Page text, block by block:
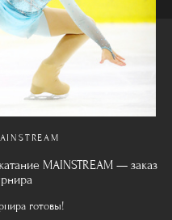
MAINSTREAM — заказ
готовы!